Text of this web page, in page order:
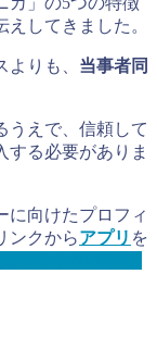
してきました。
りも、 当事者同
うえで、信頼して
する必要がありま
に向けたプロフィ
ンクからアプリ を